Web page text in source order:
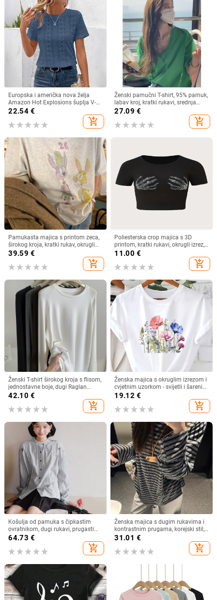
Europska i američka nova želja
Amazon Hot Explosions šuplja V-
izrez kratkih rukava s uskim
rukavima i šišmiš rukavima, nova
majica
22.54€
add_shopping_cart
Ženski pamučni T-shirt, 95% pamuk,
labav kroj, kratki rukavi, srednja
duljina, okrugli izrez
27.09 €
add_shopping_cart
Pamukasta majica s printom zeca,
širokog kroja, kratki rukav, okrugli
izrez, proljeće/ljeto 2025
39.59 €
add_shopping_cart
Poliesterska crop majica s 3D
printom, kratki rukavi, okrugli izrez,
ultra kratka duljina, street hipster
11.00 €
add_shopping_cart
Ženski T-shirt širokog kroja s flisom,
jednostavne boje, dugi Raglan
rukav, zimski osnovni sloj
42.10 €
add_shopping_cart
Ženska majica s okruglim izrezom i
cvjetnim uzorkom - svijetli i šareni
cvjetni uzorak, prozračna rastezljiva
tkanina, periva u perilici rublja
19.12 €
add_shopping_cart
Košulja od pamuka s čipkastim
ovratnikom, dugi rukavi, prugasti
uzorak
64.73 €
add_shopping_cart
Ženska majica s dugim rukavima i
kontrastnim prugama, korejski stil,
široki kroj, okrugli izrez
31.01 €
add_shopping_cart